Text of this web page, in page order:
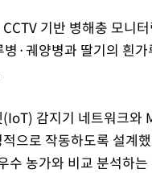
기반 병해충 모니
·궤양병과 딸기의 흰
감지기 네트워크와
으로 작동하도록 설계
수 농가와 비교 분석하